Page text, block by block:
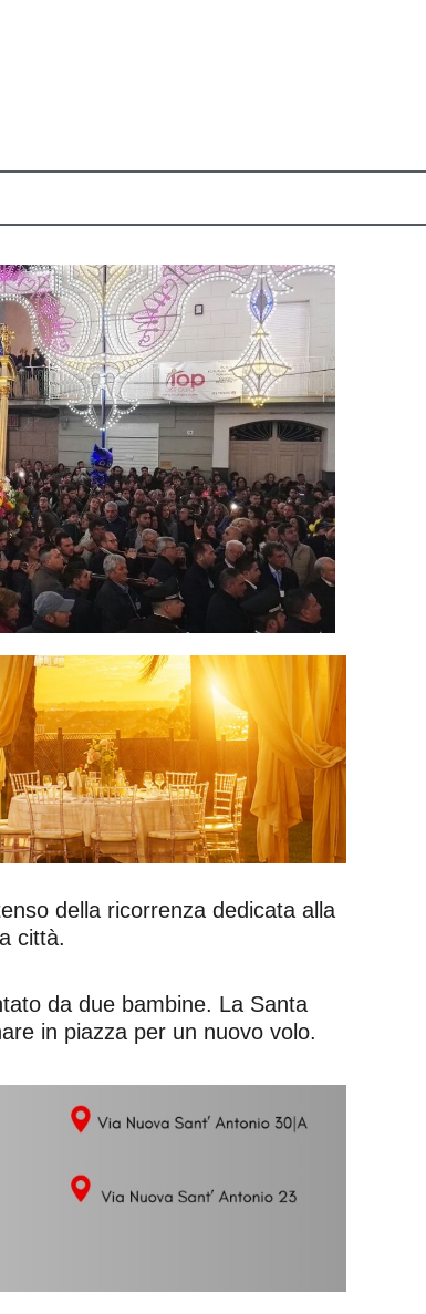
della ricorrenza dedicata alla
città.
da due bambine. La Santa
in piazza per un nuovo volo.